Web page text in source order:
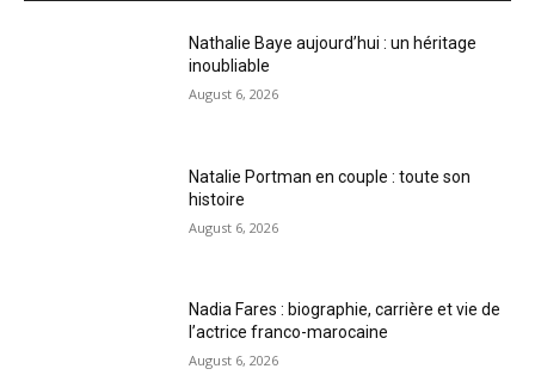
Nathalie Baye aujourd’hui : un héritage
inoubliable
August 6, 2026
Natalie Portman en couple : toute son
histoire
August 6, 2026
Nadia Fares : biographie, carrière et vie de
l’actrice franco-marocaine
August 6, 2026